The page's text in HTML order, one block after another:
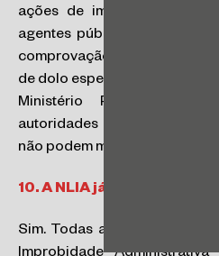
ações de improbidade
agentes públicos(as) agora
comprovação mais difícil
de dolo específico), bem
Ministério Público –
autoridades administrativas,
não podem mais propor
10.A NLIA já está em vigor?
Sim. Todas as alterações à